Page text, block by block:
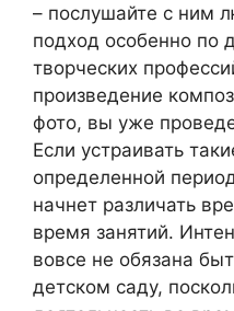
– послушайте с ним
подход особенно по
творческих
произведение
фото, вы уже
Если устраивать
определенной
начнет различать
время занятий.
вовсе не обязана
детском саду,